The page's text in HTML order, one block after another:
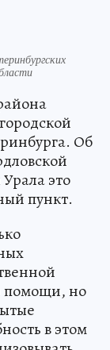
Об
это
пункт.
помощи, но
в этом